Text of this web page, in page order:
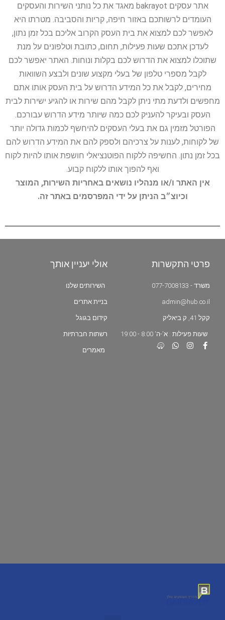
אתר עסקים bakrayot מאגד את כל נותני השירות והעסקים
העומדים לרשותכם באזור חיפה, קריות והסביבה. מטרתו היא
לאפשר לכם למצוא את בית העסק הקרוב אליכם בכל זמן נתון,
לעדכן אתכם שעות פעילות, תחום, כתובת וטלפונים על מנת
שתוכלו למצוא את הדרוש לכם בקלות ונוחות. האתר יאפשר לכם
לקבל מספרי טלפון של בעלי מקצוע שונים ולבצע השוואות
מחירים, לקבל את כל המידע הדרוש על בית העסק אותו אתם
מחפשים ולדעת מתי ניתן לקבל מהם שירות או להגיע ישירות לבית
העסק ובעיקר להעניק לכם כמה שיותר מידע הדרוש עבורכם.
הפורטל מזמין גם את בעלי העסקים להיחשף לכמות גדולה יותר
של לקוחות, לענות על צרכיהם ולספק להם את המידע הדרוש להם
בכל זמן נתון. החשיפה ללקוח הפוטנציאלי חושפת אותו להיות לקוח
ואף להפוך אותו ללקוח קבוע.
אין האתר ו/או מנהליו נושאים באחריות השירות, המוצר
וכיוצ״ב הניתן על ידי המפרסמים באתר זה.
פרטי התקשרות
משרד - 077-7008133
admin@hub.co.il
קקל 41, ק.ביאליק
שעות פעילות : א'-ה' 8:00 - 19:00
אולי יעניין אותך
השירותים שלנו
בניית אתרים
קידום בגוגל
רשתות חברתיות
מאמרים